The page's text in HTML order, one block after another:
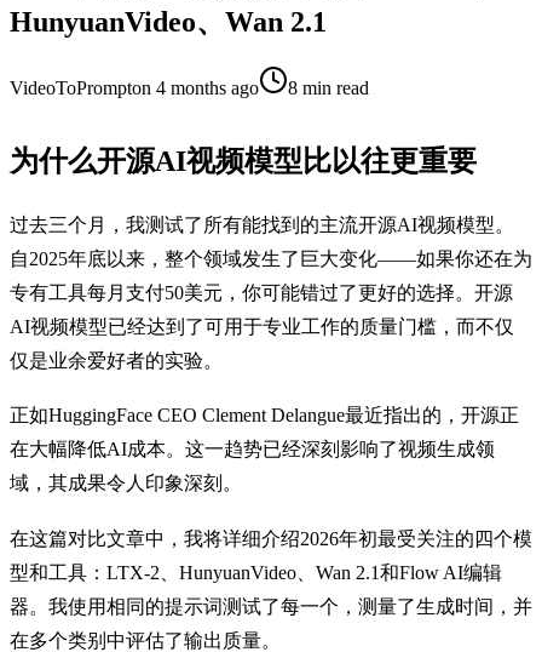
HunyuanVideo、Wan 2.1
VideoToPrompton 4 months ago 8 min read
为什么开源AI视频模型比以往更重要
过去三个月，我测试了所有能找到的主流开源AI视频模型。
自2025年底以来，整个领域发生了巨大变化——如果你还在为
专有工具每月支付50美元，你可能错过了更好的选择。开源
AI视频模型已经达到了可用于专业工作的质量门槛，而不仅
仅是业余爱好者的实验。
正如HuggingFace CEO Clement Delangue最近指出的，开源正
在大幅降低AI成本。这一趋势已经深刻影响了视频生成领
域，其成果令人印象深刻。
在这篇对比文章中，我将详细介绍2026年初最受关注的四个模
型和工具：LTX-2、HunyuanVideo、Wan 2.1和Flow AI编辑
器。我使用相同的提示词测试了每一个，测量了生成时间，并
在多个类别中评估了输出质量。